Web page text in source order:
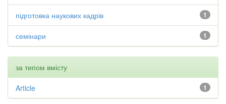
1
підготовка наукових кадрів
1
семінари
за типом вмісту
1
Article